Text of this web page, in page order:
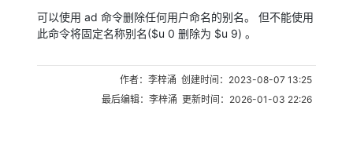
可以使用 ad 命令删除任何用户命名的别名。 但不能使用
此命令将固定名称别名($u 0 删除为 $u 9) 。
作者：李梓涌 创建时间：2023-08-07 13:25
最后编辑：李梓涌 更新时间：2026-01-03 22:26